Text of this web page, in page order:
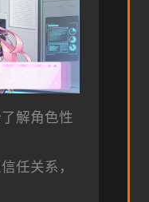
解角色性
任关系，